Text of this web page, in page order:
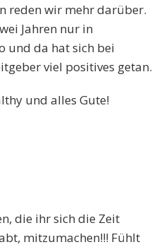
reden wir mehr darüber.
Jahren nur in
und da hat sich bei
viel positives getan.
und alles Gute!
die ihr sich die Zeit
mitzumachen!!! Fühlt